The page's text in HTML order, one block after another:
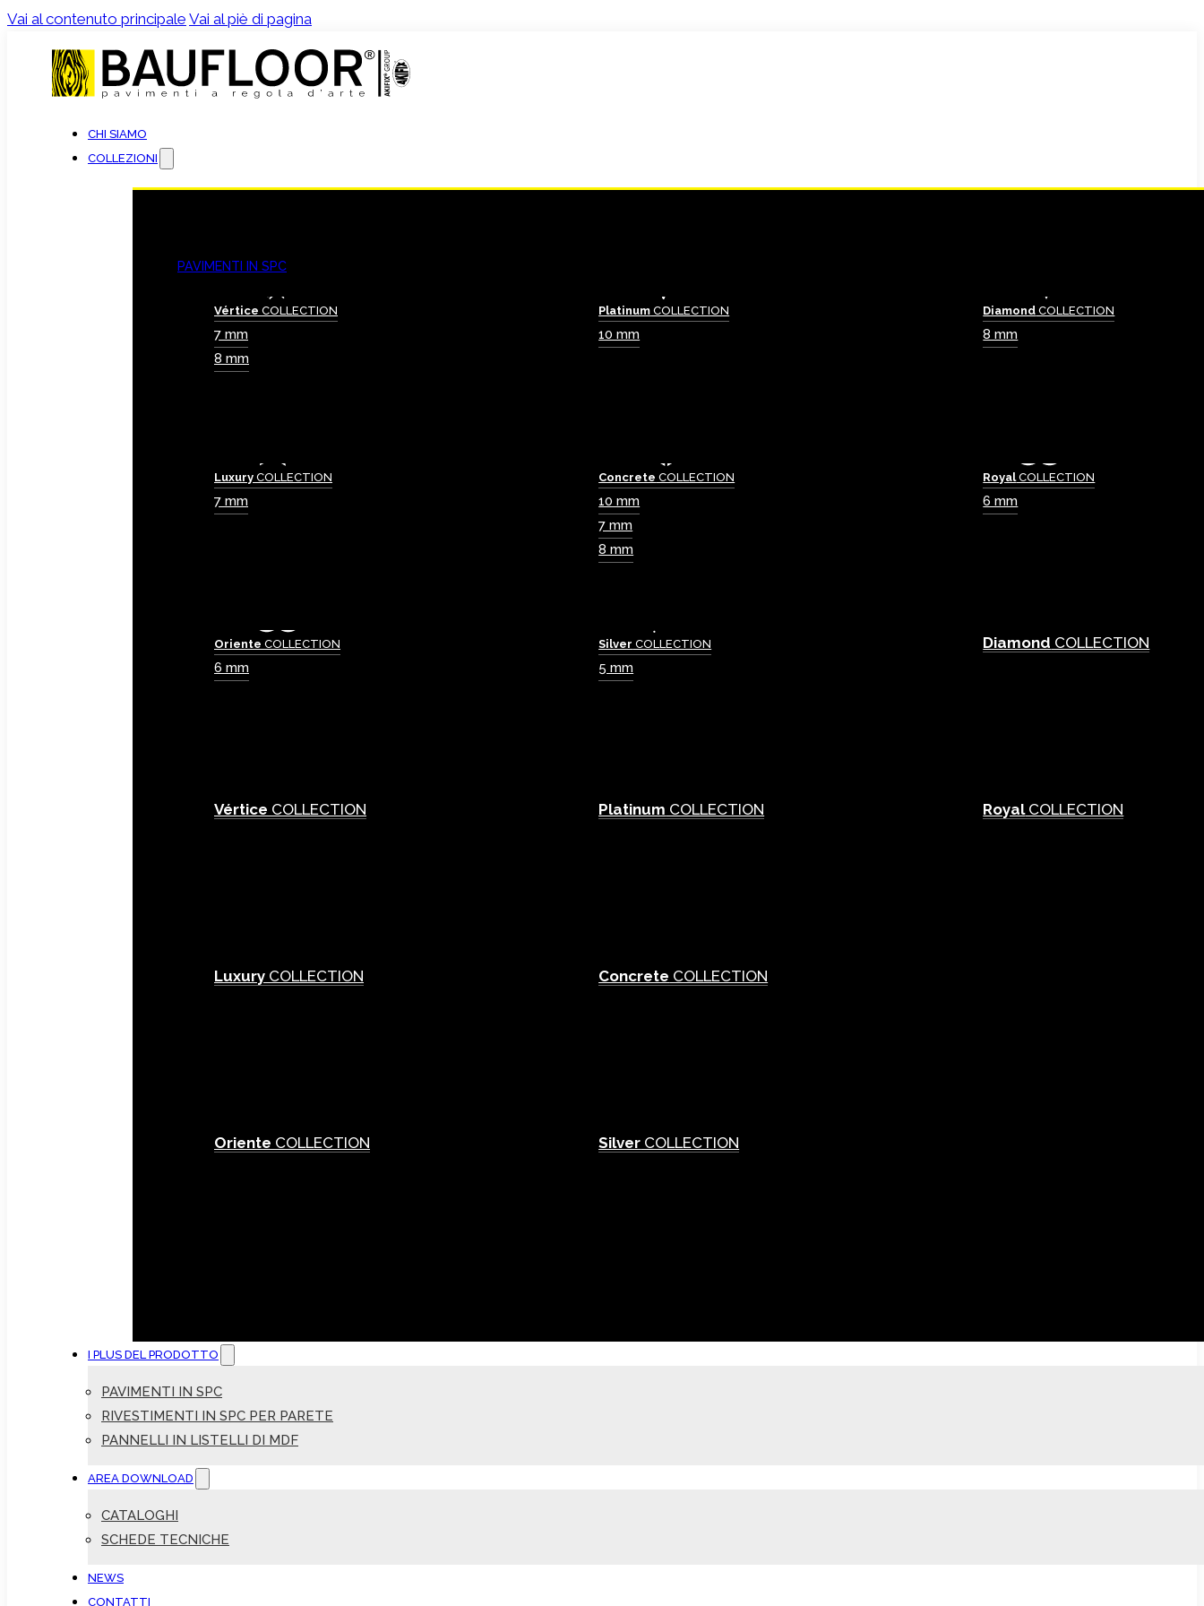
Vai al contenuto principale Vai al piè di pagina
CHI SIAMO
COLLEZIONI
PAVIMENTI IN SPC
Vértice COLLECTION
7 mm
8 mm
Luxury COLLECTION
7 mm
Oriente COLLECTION
6 mm
Vértice COLLECTION
Luxury COLLECTION
Oriente COLLECTION
Platinum COLLECTION
10 mm
Concrete COLLECTION
10 mm
7 mm
8 mm
Silver COLLECTION
5 mm
Platinum COLLECTION
Concrete COLLECTION
Silver COLLECTION
Diamond COLLECTION
8 mm
RoyalCOLLECTION
6 mm
Diamond COLLECTION
RoyalCOLLECTION
I PLUS DEL PRODOTTO
PAVIMENTI IN SPC
RIVESTIMENTI IN SPC PER PARETE
PANNELLI IN LISTELLI DI MDF
AREA DOWNLOAD
CATALOGHI
SCHEDE TECNICHE
NEWS
CONTATTI